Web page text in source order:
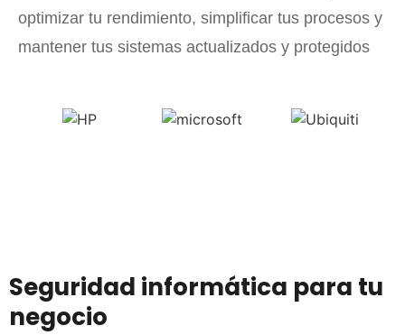
optimizar tu rendimiento, simplificar tus procesos y
mantener tus sistemas actualizados y protegidos
Seguridad informática para tu
negocio